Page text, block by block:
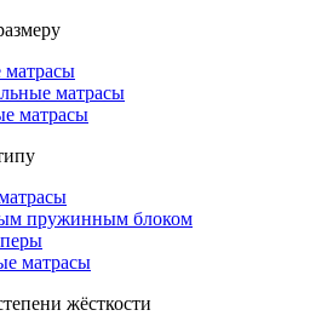
матрасы
матрасы
матрасы
пружинным блоком
матрасы
жёсткости